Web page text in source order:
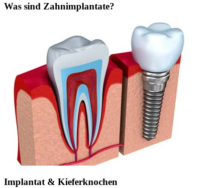
Was sind Zahnimplantate?
Implantat & Kieferknochen